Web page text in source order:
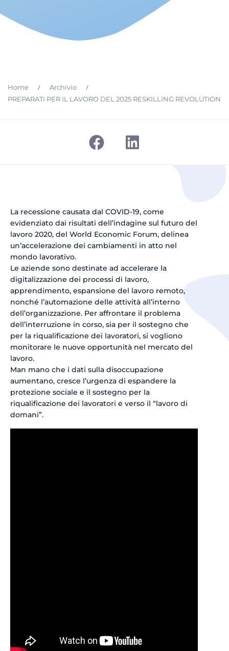
Home / Archivio /
PREPARATI PER IL LAVORO DEL 2025 RESKILLING REVOLUTION
La recessione causata dal COVID-19, come
evidenziato dai risultati dell’indagine sul futuro del
lavoro 2020, del World Economic Forum, delinea
un’accelerazione dei cambiamenti in atto nel
mondo lavorativo.
Le aziende sono destinate ad accelerare la
digitalizzazione dei processi di lavoro,
apprendimento, espansione del lavoro remoto,
nonché l’automazione delle attività all’interno
dell’organizzazione. Per affrontare il problema
dell’interruzione in corso, sia per il sostegno che
per la riqualificazione dei lavoratori, si vogliono
monitorare le nuove opportunità nel mercato del
lavoro.
Man mano che i dati sulla disoccupazione
aumentano, cresce l’urgenza di espandere la
protezione sociale e il sostegno per la
riqualificazione dei lavoratori e verso il “lavoro di
domani”.